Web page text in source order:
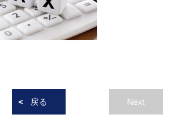
戻る Next